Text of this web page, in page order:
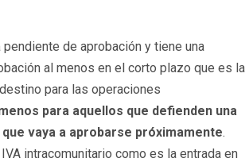
de aprobación y tiene una
al menos en el corto plazo que es la
para las operaciones
para aquellos que defienden una
vaya a aprobarse próximamente.
intracomunitario como es la entrada en